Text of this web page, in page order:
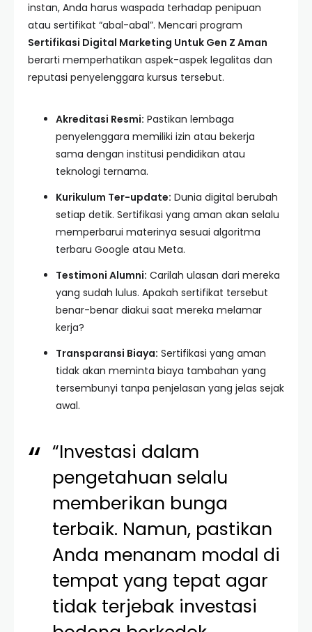
instan, Anda harus waspada terhadap penipuan
atau sertifikat “abal-abal”. Mencari program
Sertifikasi Digital Marketing Untuk Gen Z Aman
berarti memperhatikan aspek-aspek legalitas dan
reputasi penyelenggara kursus tersebut.
Akreditasi Resmi: Pastikan lembaga
penyelenggara memiliki izin atau bekerja
sama dengan institusi pendidikan atau
teknologi ternama.
Kurikulum Ter-update: Dunia digital berubah
setiap detik. Sertifikasi yang aman akan selalu
memperbarui materinya sesuai algoritma
terbaru Google atau Meta.
Testimoni Alumni: Carilah ulasan dari mereka
yang sudah lulus. Apakah sertifikat tersebut
benar-benar diakui saat mereka melamar
kerja?
Transparansi Biaya: Sertifikasi yang aman
tidak akan meminta biaya tambahan yang
tersembunyi tanpa penjelasan yang jelas sejak
awal.
“Investasi dalam
pengetahuan selalu
memberikan bunga
terbaik. Namun, pastikan
Anda menanam modal di
tempat yang tepat agar
tidak terjebak investasi